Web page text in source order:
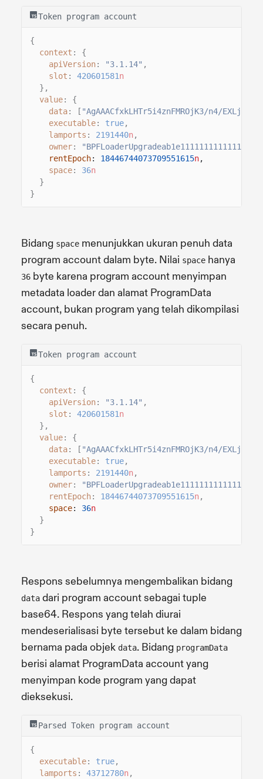
Token program account
{
context : {
apiVersion: "3.1.14" ,
slot : 420601581n
},
value: {
data: [ "AgAAACfxkLHTr5i4znFMROjK3/n4/
executable: true,
lamports : 2191440n,
owner:
rentEpoch: 18446744073709551615n,
space: 36n
}
}
Bidang space menunjukkan ukuran penuh data
program account dalam byte. Nilai space hanya
36 byte karena program account menyimpan
metadata loader dan alamat ProgramData
account, bukan program yang telah dikompilasi
secara penuh.
Token program account
{
context : {
apiVersion: "3.1.14" ,
slot : 420601581n
},
value: {
data: [ "AgAAACfxkLHTr5i4znFMROjK3/n4/
executable: true,
lamports : 2191440n,
owner:
rentEpoch: 18446744073709551615n,
space: 36n
}
}
Respons sebelumnya mengembalikan bidang
data dari program account sebagai tuple
base64. Respons yang telah diurai
mendeserialisasi byte tersebut ke dalam bidang
bernama pada objek data. Bidang programData
berisi alamat ProgramData account yang
menyimpan kode program yang dapat
dieksekusi.
Parsed Token program account
{
executable: true,
lamports : 43712780n,